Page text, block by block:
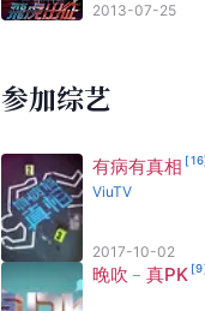
2013-07-25
参加综艺
有病有真相 [16
ViuTV
2017-10-02
晚吹﹣真PK [9